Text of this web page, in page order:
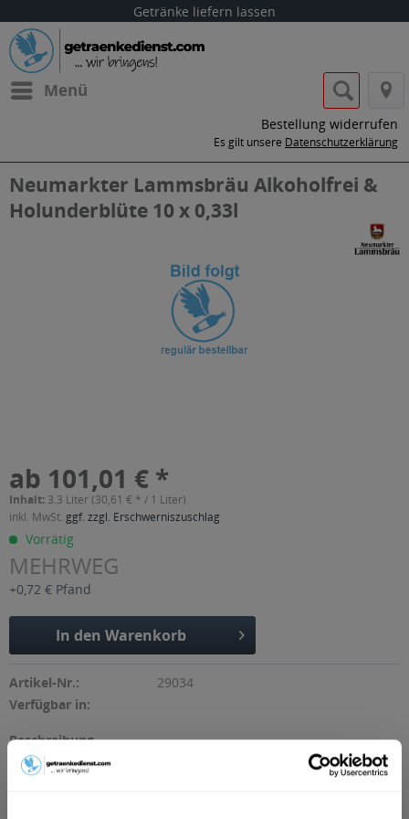
Getränke liefern lassen
Menü
Bestellung widerrufen
Es gilt unsere Datenschutzerklärung
Neumarkter Lammsbräu Alkoholfrei &
Holunderblüte 10 x 0,33l
ab 101,01 € *
Inhalt: 3.3 Liter (30,61 € * / 1 Liter)
inkl. MwSt. ggf. zzgl. Erschwerniszuschlag
Vorrätig
MEHRWEG
+0,72 € Pfand
In den Warenkorb
Artikel-Nr.:
29034
Verfügbar in:
Beschreibung
mehr